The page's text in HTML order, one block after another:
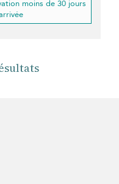
moins de 30 jours